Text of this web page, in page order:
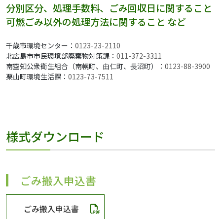
分別区分、処理手数料、ごみ回収日に関すること
可燃ごみ以外の処理方法に関すること など
千歳市環境センター： 0123-23-2110
北広島市市民環境部廃棄物対策課： 011-372-3311
南空知公衆衛生組合（南幌町、由仁町、長沼町）： 0123-88-3900
栗山町環境生活課： 0123-73-7511
様式ダウンロード
ごみ搬入申込書
ごみ搬入申込書